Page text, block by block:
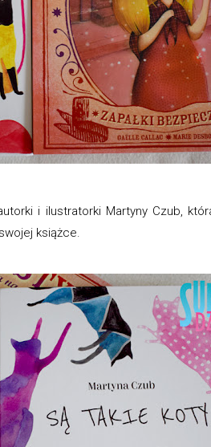
i ilustratorki Martyny Czub,
książce.